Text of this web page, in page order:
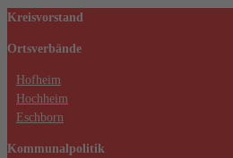
Akzeptieren
Kreisvorstand
Ortsverbände
Hofheim
Hochheim
Eschborn
Kommunalpolitik